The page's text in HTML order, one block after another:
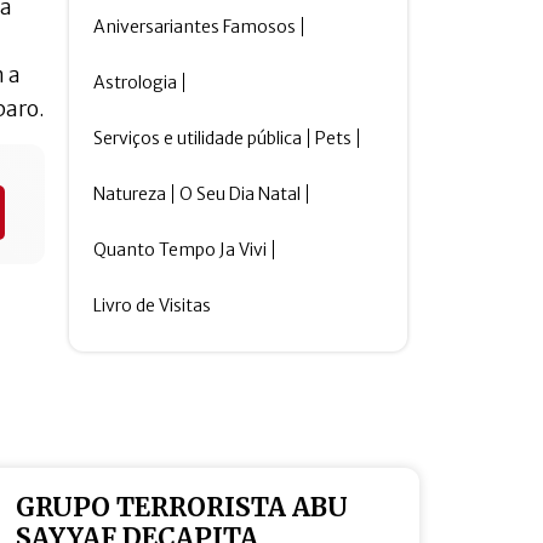
a
Aniversariantes Famosos
Astrologia
Serviços e utilidade pública Pets
Natureza O Seu Dia Natal
Quanto Tempo Ja Vivi
Livro de Visitas
GRUPO TERRORISTA ABU